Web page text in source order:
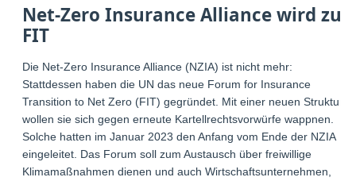
Net-Zero Insurance Alliance wird zu
FIT
Die Net-Zero Insurance Alliance (NZIA) ist nicht mehr:
Stattdessen haben die UN das neue Forum for Insurance
Transition to Net Zero (FIT) gegründet. Mit einer neuen Struktur
wollen sie sich gegen erneute Kartellrechtsvorwürfe wappnen.
Solche hatten im Januar 2023 den Anfang vom Ende der NZIA
eingeleitet. Das Forum soll zum Austausch über freiwillige
Klimamaßnahmen dienen und auch Wirtschaftsunternehmen,